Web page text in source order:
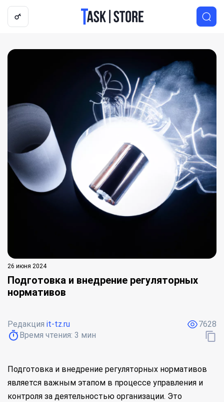
Логотип
26 июня 2024
Подготовка и внедрение регуляторных
нормативов
Редакция it-tz.ru
Время чтения: 3 мин
7628
Подготовка и внедрение регуляторных нормативов
является важным этапом в процессе управления и
контроля за деятельностью организации. Это